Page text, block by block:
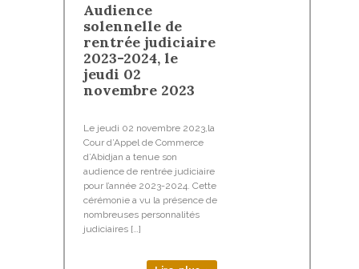
Audience
solennelle de
rentrée judiciaire
2023-2024, le
jeudi 02
novembre 2023
Le jeudi 02 novembre 2023,la
Cour d’Appel de Commerce
d’Abidjan a tenue son
audience de rentrée judiciaire
pour l’année 2023-2024. Cette
cérémonie a vu la présence de
nombreuses personnalités
judiciaires […]